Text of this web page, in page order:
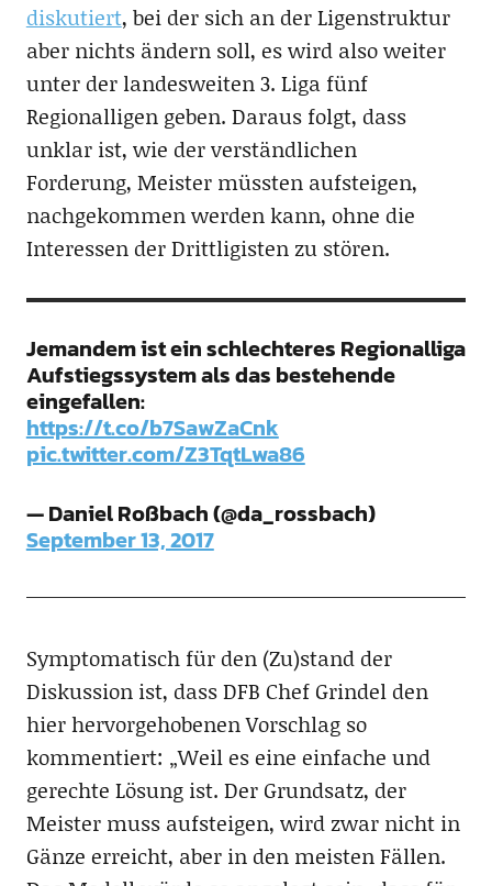
diskutiert, bei der sich an der Ligenstruktur
aber nichts ändern soll, es wird also weiter
unter der landesweiten 3. Liga fünf
Regionalligen geben. Daraus folgt, dass
unklar ist, wie der verständlichen
Forderung, Meister müssten aufsteigen,
nachgekommen werden kann, ohne die
Interessen der Drittligisten zu stören.
Jemandem ist ein schlechteres Regionalliga
Aufstiegssystem als das bestehende
eingefallen:
https://t.co/b7SawZaCnk
pic.twitter.com/Z3TqtLwa86
— Daniel Roßbach (@da_rossbach)
September 13, 2017
Symptomatisch für den (Zu)stand der
Diskussion ist, dass DFB Chef Grindel den
hier hervorgehobenen Vorschlag so
kommentiert: „Weil es eine einfache und
gerechte Lösung ist. Der Grundsatz, der
Meister muss aufsteigen, wird zwar nicht in
Gänze erreicht, aber in den meisten Fällen.